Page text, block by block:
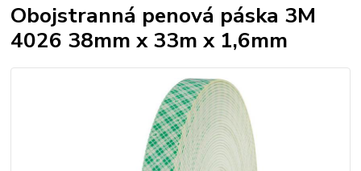
Obojstranná penová páska 3M
4026 38mm x 33m x 1,6mm